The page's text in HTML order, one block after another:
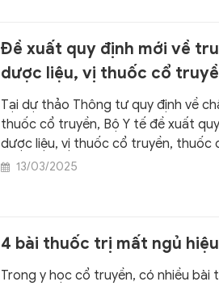
Đề xuất quy định mới về
dược liệu, vị thuốc cổ
Tại dự thảo Thông tư quy định về
thuốc cổ truyền, Bộ Y tế đề xuất
dược liệu, vị thuốc cổ truyền, thuốc
13/03/2025
4 bài thuốc trị mất ngủ
Trong y học cổ truyền, có nhiều